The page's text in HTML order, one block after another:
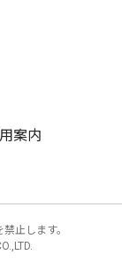
案内
止します。